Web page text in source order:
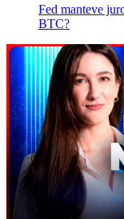
Fed manteve
BTC?